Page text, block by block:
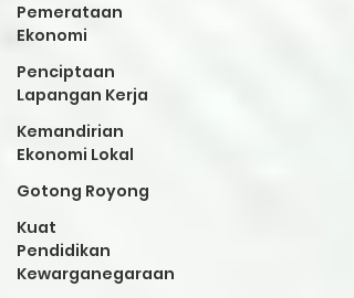
Pemerataan
Ekonomi
Penciptaan
Lapangan Kerja
Kemandirian
Ekonomi Lokal
Gotong Royong
Kuat
Pendidikan
Kewarganegaraan